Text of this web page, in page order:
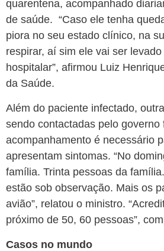
quarentena, acompanhado
de saúde. “Caso ele tenha
piora no seu estado clínico, na
respirar, aí sim ele vai ser
hospitalar”, afirmou Luiz
da Saúde.
Além do paciente infectado,
sendo contactadas pelo governo
acompanhamento é necessário
apresentam sintomas. “No
família. Trinta pessoas da
estão sob observação. Mais os
avião”, relatou o ministro.
próximo de 50, 60 pessoas”,
Casos no mundo